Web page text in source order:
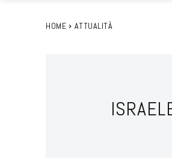
HOME ATTUALITÀ